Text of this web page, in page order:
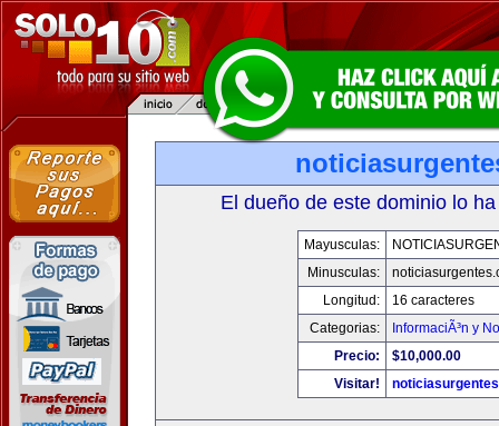
El dueño de este dominio lo
Mayusculas:
Minusculas:
Longitud:
16 caracteres
Categorias:
InformaciÃ³n y
Precio:
$10,000.00
Visitar!